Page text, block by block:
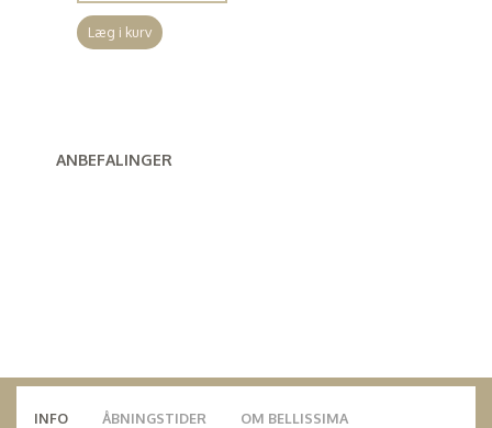
Læg i kurv
ANBEFALINGER
INFO ÅBNINGSTIDER OM BELLISSIMA